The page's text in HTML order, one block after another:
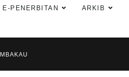
E-PENERBITAN ARKIB